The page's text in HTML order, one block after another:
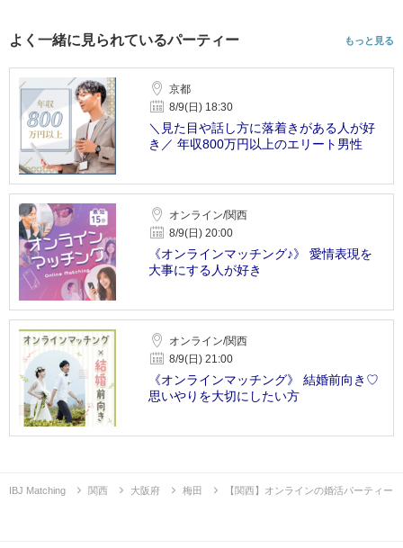
よく一緒に見られているパーティー もっと見る
京都
8/9(日) 18:30
＼見た目や話し方に落着きがある人が好
き／ 年収800万円以上のエリート男性
オンライン/関西
8/9(日) 20:00
《オンラインマッチング♪》 愛情表現を
大事にする人が好き
オンライン/関西
8/9(日) 21:00
《オンラインマッチング》 結婚前向き♡
思いやりを大切にしたい方
IBJ Matching 関西 大阪府 梅田 【関西】オンラインの婚活パーティー